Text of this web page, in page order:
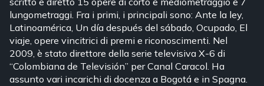
lungometraggi. Fra i primi, i principali sono: Ante la ley,
Latinoamérica, Un día después del sábado, Ocupado, El
viaje, opere vincitrici di premi e riconoscimenti. Nel
2009, è stato direttore della serie televisiva X-6 di
“Colombiana de Televisión” per Canal Caracol. Ha
assunto vari incarichi di docenza a Bogotá e in Spagna.